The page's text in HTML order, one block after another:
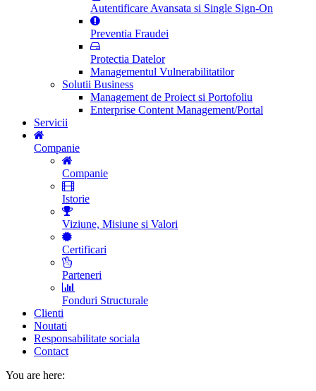
Autentificare Avansata si Single Sign-On
Preventia Fraudei
Protectia Datelor
Managementul Vulnerabilitatilor
Solutii Business
Management de Proiect si Portofoliu
Enterprise Content Management/Portal
Servicii
Companie
Companie
Istorie
Viziune, Misiune si Valori
Certificari
Parteneri
Fonduri Structurale
Clienti
Noutati
Responsabilitate sociala
Contact
You are here: